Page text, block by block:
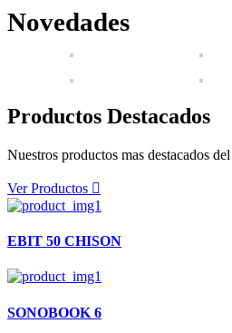
Novedades
Productos Destacados
Nuestros productos mas destacados
Ver Productos
EBIT 50 CHISON
SONOBOOK 6